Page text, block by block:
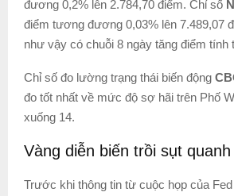
đương 0,2% lên 2.784,70 điểm. Chỉ số
điểm tương đương 0,03% lên 7.489,07
như vậy có chuỗi 8 ngày tăng điểm tính
Chỉ số đo lường trạng thái biến động
đo tốt nhất về mức độ sợ hãi trên Phố
xuống 14.
Vàng diễn biến trồi sụt
Trước khi thông tin từ cuộc họp của